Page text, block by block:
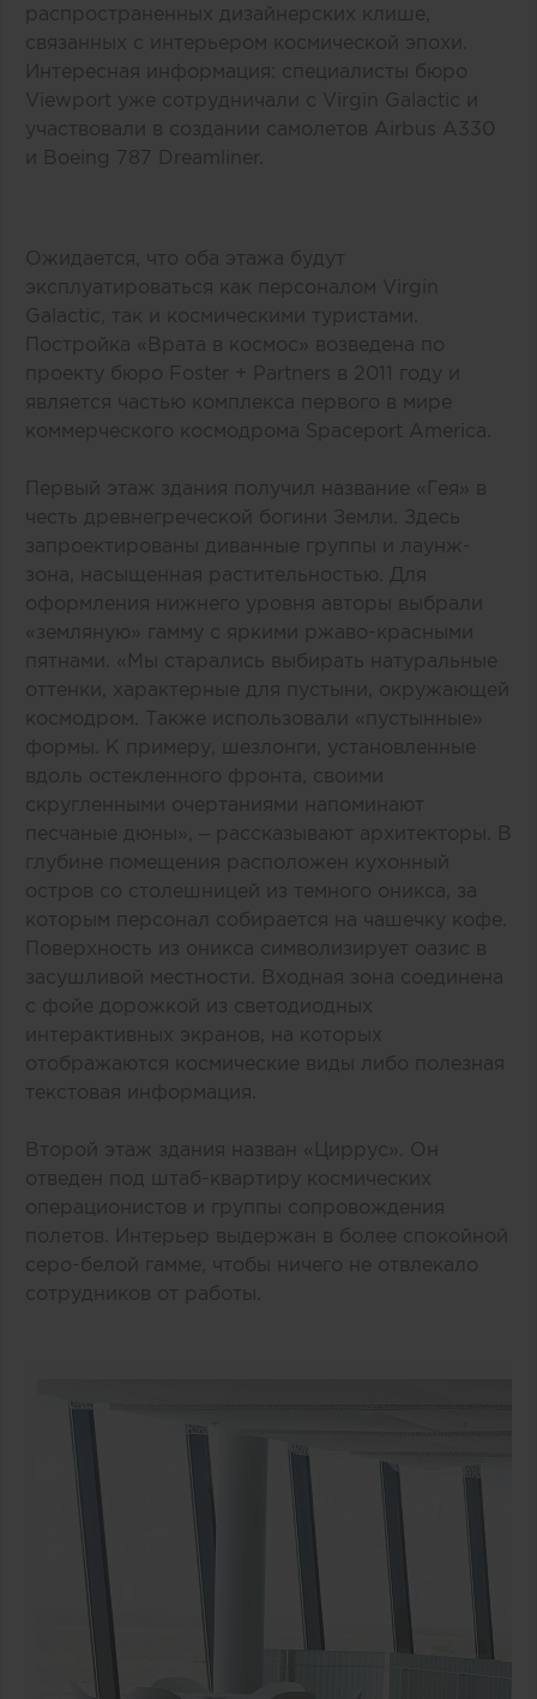
распространенных дизайнерских клише,
связанных с интерьером космической эпохи.
Интересная информация: специалисты бюро
Viewport уже сотрудничали с Virgin Galactic и
участвовали в создании самолетов Airbus A330
и Boeing 787 Dreamliner.
Ожидается, что оба этажа будут
эксплуатироваться как персоналом Virgin
Galactic, так и космическими туристами.
Постройка «Врата в космос» возведена по
проекту бюро Foster + Partners в 2011 году и
является частью комплекса первого в мире
коммерческого космодрома Spaceport America.
Первый этаж здания получил название «Гея» в
честь древнегреческой богини Земли. Здесь
запроектированы диванные группы и лаунж-
зона, насыщенная растительностью. Для
оформления нижнего уровня авторы выбрали
«земляную» гамму с яркими ржаво-красными
пятнами. «Мы старались выбирать натуральные
оттенки, характерные для пустыни, окружающей
космодром. Также использовали «пустынные»
формы. К примеру, шезлонги, установленные
вдоль остекленного фронта, своими
скругленными очертаниями напоминают
песчаные дюны», – рассказывают архитекторы. В
глубине помещения расположен кухонный
остров со столешницей из темного оникса, за
которым персонал собирается на чашечку кофе.
Поверхность из оникса символизирует оазис в
засушливой местности. Входная зона соединена
с фойе дорожкой из светодиодных
интерактивных экранов, на которых
отображаются космические виды либо полезная
текстовая информация.
Второй этаж здания назван «Циррус». Он
отведен под штаб-квартиру космических
операционистов и группы сопровождения
полетов. Интерьер выдержан в более спокойной
серо-белой гамме, чтобы ничего не отвлекало
сотрудников от работы.